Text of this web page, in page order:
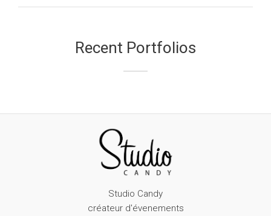
Recent Portfolios
Studio Candy
créateur d'évenements